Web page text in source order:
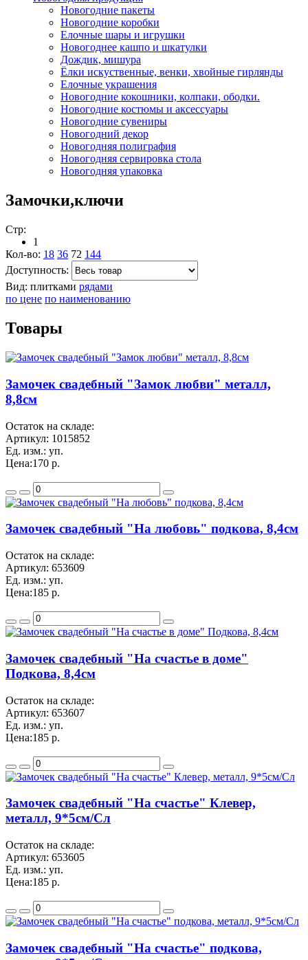
Новогодние пакеты
Новогодние коробки
Елочные шары и игрушки
Новогоднее кашпо и шкатулки
Дождик, мишура
Ёлки искуственные, венки, хвойные гирлянды
Елочные украшения
Новогодние кокошники, колпаки, ободки.
Новогодние костюмы и аксессуары
Новогодние сувениры
Новогодний декор
Новогодняя полиграфия
Новогодняя сервировка стола
Новогодняя упаковка
Замочки,ключи
Стр:
1
Кол-во: 18 36 72 144
Доступность:
Вид: плитками рядами
по цене по наименованию
Товары
Замочек свадебный "Замок любви" металл,
8,8см
Остаток на складе:
Артикул: 1015852
Ед. изм.: уп.
Цена:170 р.
Замочек свадебный "На любовь" подкова, 8,4см
Остаток на складе:
Артикул: 653609
Ед. изм.: уп.
Цена:185 р.
Замочек свадебный "На счастье в доме"
Подкова, 8,4см
Остаток на складе:
Артикул: 653607
Ед. изм.: уп.
Цена:185 р.
Замочек свадебный "На счастье" Клевер,
металл, 9*5см/Сл
Остаток на складе:
Артикул: 653605
Ед. изм.: уп.
Цена:185 р.
Замочек свадебный "На счастье" подкова,